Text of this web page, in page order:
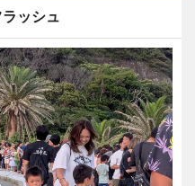
ッシュ